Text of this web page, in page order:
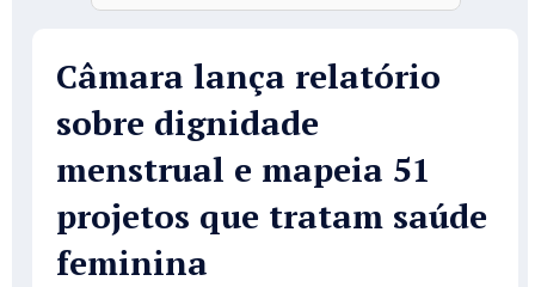
Câmara lança relatório
sobre dignidade
menstrual e mapeia 51
projetos que tratam saúde
feminina